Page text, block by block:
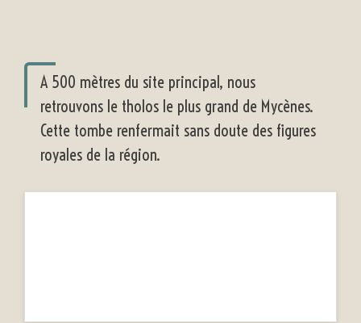
A 500 mètres du site principal, nous
retrouvons le tholos le plus grand de Mycènes.
Cette tombe renfermait sans doute des figures
royales de la région.